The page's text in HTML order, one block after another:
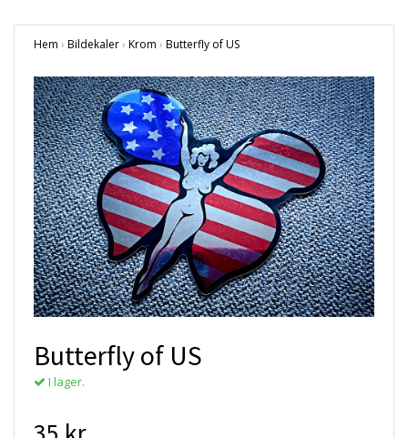
Hem › Bildekaler› Krom › Butterfly of US
Butterfly of US
I lager.